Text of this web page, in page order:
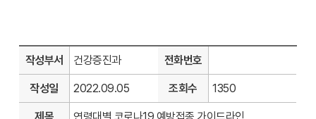
작성부서 건강증진과 전화번호
작성일 2022.09.05 조회수 1350